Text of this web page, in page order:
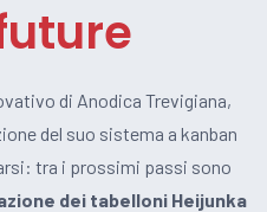
di Anodica Trevigiana,
del suo sistema a kanban
tra i prossimi passi sono
dei tabelloni Heijunka